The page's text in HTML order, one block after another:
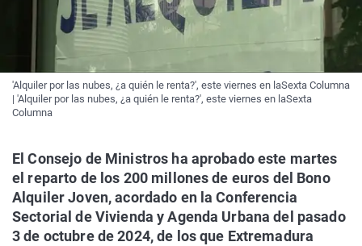
'Alquiler por las nubes, ¿a quién le renta?', este viernes en laSexta Columna
| 'Alquiler por las nubes, ¿a quién le renta?', este viernes en laSexta
Columna
El Consejo de Ministros ha aprobado este martes
el reparto de los 200 millones de euros del Bono
Alquiler Joven, acordado en la Conferencia
Sectorial de Vivienda y Agenda Urbana del pasado
3 de octubre de 2024, de los que Extremadura